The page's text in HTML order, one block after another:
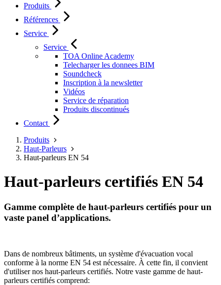
Produits
Références
Service
Service
TOA Online Academy
Telecharger les donnees BIM
Soundcheck
Inscription à la newsletter
Vidéos
Service de réparation
Produits discontinués
Contact
Produits
Haut-Parleurs
Haut-parleurs EN 54
Haut-parleurs certifiés EN 54
Gamme complète de haut-parleurs certifiés pour un
vaste panel d’applications.
Dans de nombreux bâtiments, un système d'évacuation vocal
conforme à la norme EN 54 est nécessaire. À cette fin, il convient
d'utiliser nos haut-parleurs certifiés. Notre vaste gamme de haut-
parleurs certifiés comprend: